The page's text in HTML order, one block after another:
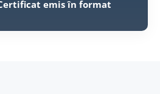
emis în format